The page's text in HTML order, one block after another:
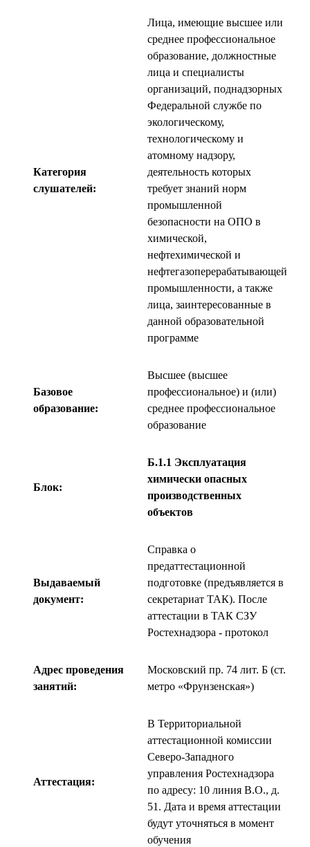
Категория
слушателей:
Лица, имеющие высшее или
среднее профессиональное
образование, должностные
лица и специалисты
организаций, поднадзорных
Федеральной службе по
экологическому,
технологическому и
атомному надзору,
деятельность которых
требует знаний норм
промышленной
безопасности на ОПО в
химической,
нефтехимической и
нефтегазоперерабатывающей
промышленности, а также
лица, заинтересованные в
данной образовательной
программе
Базовое
образование:
Высшее (высшее
профессиональное) и (или)
среднее профессиональное
образование
Блок:
Б.1.1 Эксплуатация
химически опасных
производственных
объектов
Выдаваемый
документ:
Справка о
предаттестационной
подготовке (предъявляется в
секретариат ТАК). После
аттестации в ТАК СЗУ
Ростехнадзора - протокол
Адрес проведения
занятий:
Московский пр. 74 лит. Б (ст.
метро «Фрунзенская»)
Аттестация:
В Территориальной
аттестационной комиссии
Северо-Западного
управления Ростехнадзора
по адресу: 10 линия В.О., д.
51. Дата и время аттестации
будут уточняться в момент
обучения